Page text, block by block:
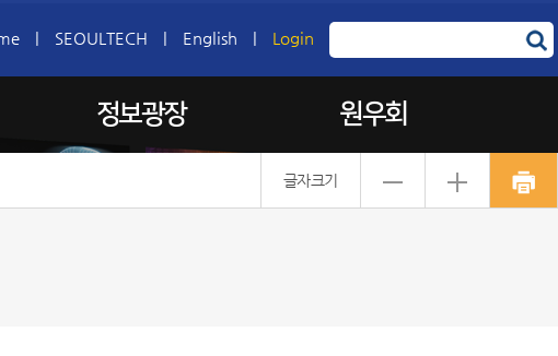
| SEOULTECH | English | Login
정보광장 원우회
글자크기